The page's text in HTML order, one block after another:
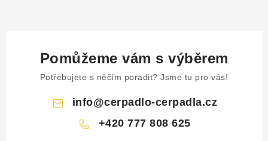
Pomůžeme vám s výběrem
Potřebujete s něčím poradit? Jsme tu pro vás!
info@cerpadlo-cerpadla.cz
+420 777 808 625